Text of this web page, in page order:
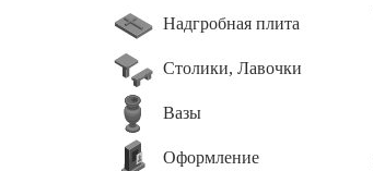
Надгробная плита
Столики, Лавочки
Вазы
Оформление